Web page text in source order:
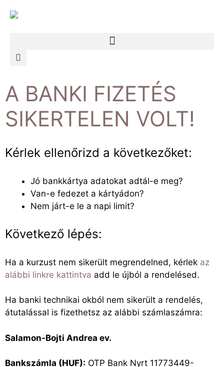
A BANKI FIZETÉS
SIKERTELEN VOLT!
Kérlek ellenőrizd a következőket:
Jó bankkártya adatokat adtál-e meg?
Van-e fedezet a kártyádon?
Nem járt-e le a napi limit?
Következő lépés:
Ha a kurzust nem sikerült megrendelned, kérlek az
alábbi linkre kattintva add le újból a rendelésed.
Ha banki technikai okból nem sikerült a rendelés,
átutalással is fizethetsz az alábbi számlaszámra:
Salamon-Bojti Andrea ev.
Bankszámla (HUF): OTP Bank Nyrt 11773449-